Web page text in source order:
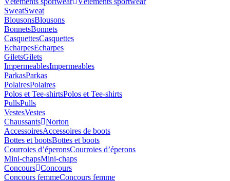
SweatSweat
BlousonsBlousons
BonnetsBonnets
CasquettesCasquettes
EcharpesEcharpes
GiletsGilets
ImpermeablesImpermeables
ParkasParkas
PolairesPolaires
Polos et Tee-shirtsPolos et Tee-shirts
PullsPulls
VestesVestes
Chaussants Norton
AccessoiresAccessoires de boots
Bottes et bootsBottes et boots
Courroies d’éperonsCourroies d’éperons
Mini-chapsMini-chaps
Concours Concours
Concours femmeConcours femme